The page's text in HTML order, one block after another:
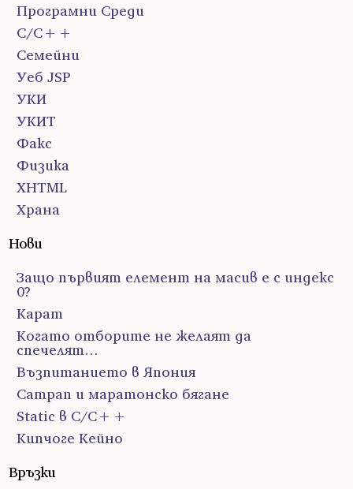
Програмни Среди
С/С++
Семейни
Уеб JSP
УКИ
УКИТ
Факс
Физика
ХHTML
Храна
Нови
Защо първият елемент на масив е с индекс
0?
Карат
Когато отборите не желаят да
спечелят…
Възпитанието в Япония
Сатрап и маратонско бягане
Static в C/C++
Кипчоге Кейно
Връзки